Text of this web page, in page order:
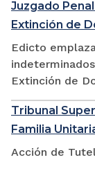
Juzgado
Extinción de
Edicto
Extinción de
Tribunal
Familia
Acción de